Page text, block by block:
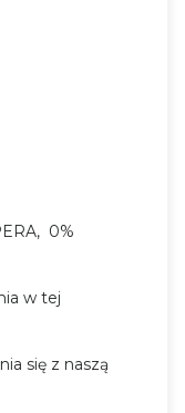
0%
w tej
się z naszą